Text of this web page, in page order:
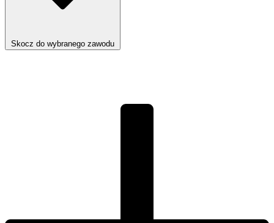
Skocz do wybranego zawodu